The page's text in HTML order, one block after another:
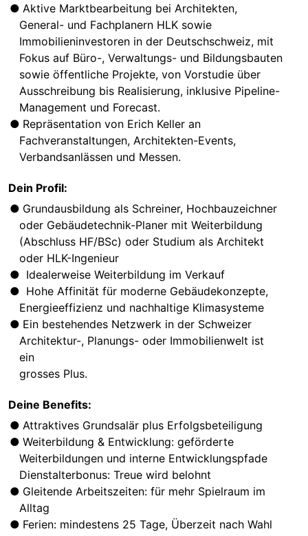
Aktive Marktbearbeitung bei Architekten,
General- und Fachplanern HLK sowie
Immobilieninvestoren in der Deutschschweiz, mit
Fokus auf Büro-, Verwaltungs- und Bildungsbauten
sowie öffentliche Projekte, von Vorstudie über
Ausschreibung bis Realisierung, inklusive Pipeline-
Management und Forecast.
Repräsentation von Erich Keller an
Fachveranstaltungen, Architekten-Events,
Verbandsanlässen und Messen.
Dein Profil:
Grundausbildung als Schreiner, Hochbauzeichner
oder Gebäudetechnik-Planer mit Weiterbildung
(Abschluss HF/BSc) oder Studium als Architekt
oder HLK-Ingenieur
Idealerweise Weiterbildung im Verkauf
Hohe Affinität für moderne Gebäudekonzepte,
Energieeffizienz und nachhaltige Klimasysteme
Ein bestehendes Netzwerk in der Schweizer
Architektur-, Planungs- oder Immobilienwelt ist
ein
grosses Plus.
Deine Benefits:
Attraktives Grundsalär plus Erfolgsbeteiligung
Weiterbildung & Entwicklung: geförderte
Weiterbildungen und interne Entwicklungspfade
Dienstalterbonus: Treue wird belohnt
Gleitende Arbeitszeiten: für mehr Spielraum im
Alltag
Ferien: mindestens 25 Tage, Überzeit nach Wahl